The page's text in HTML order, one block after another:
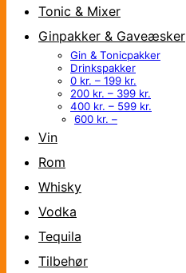
Tonic & Mixer
Ginpakker & Gaveæsker
Gin & Tonicpakker
Drinkspakker
0 kr. – 199 kr.
200 kr. – 399 kr.
400 kr. – 599 kr.
600 kr. –
Vin
Rom
Whisky
Vodka
Tequila
Tilbehør